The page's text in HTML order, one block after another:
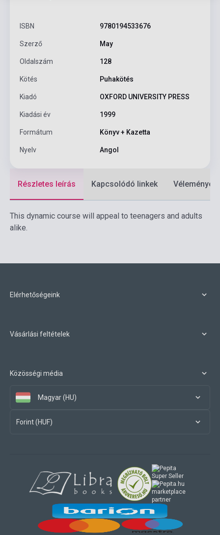
ISBN 9780194533676
Szerző May
Oldalszám 128
Kötés Puhakötés
Kiadó OXFORD UNIVERSITY PRESS
Kiadási év 1999
Formátum Könyv + Kazetta
Nyelv Angol
Részletes leírás Kapcsolódó linkek Vélemények
This dynamic course will appeal to teenagers and adults
alike.
Elérhetőségeink
Vásárlási feltételek
Közösségi média
Magyar (HU)
Forint (HUF)
marketplace
partner